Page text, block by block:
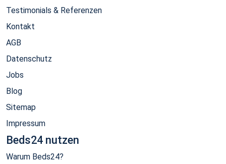
Testimonials & Referenzen
Kontakt
AGB
Datenschutz
Jobs
Blog
Sitemap
Impressum
Beds24 nutzen
Warum Beds24?